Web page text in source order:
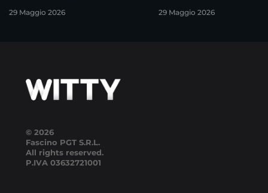
29 Maggio 2026 29 Maggio 2026
© 2026
Fascino PGT S.R.L.
All rights reserved.
P.IVA 03632721001